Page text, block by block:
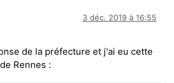
3 déc. 2019 à 16:55
de la préfecture et j'ai eu cette
Rennes :